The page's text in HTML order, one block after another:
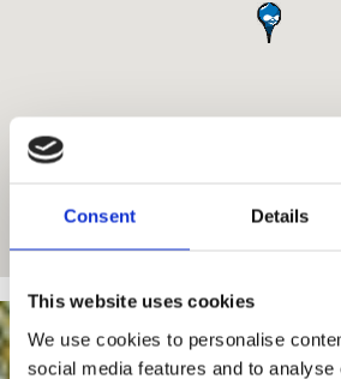
Consent Details
This website uses cookies
We use cookies to personalise
social media features and to